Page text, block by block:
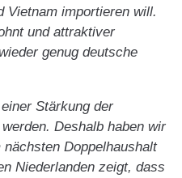
Vietnam importieren will.
und attraktiver
genug deutsche
Stärkung der
Deshalb haben wir
Doppelhaushalt
Niederlanden zeigt, dass